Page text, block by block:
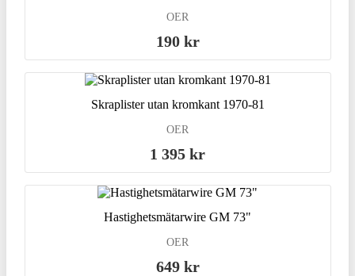
OER
190 kr
Skraplister utan kromkant 1970-81
OER
1 395 kr
Hastighetsmätarwire GM 73"
OER
649 kr